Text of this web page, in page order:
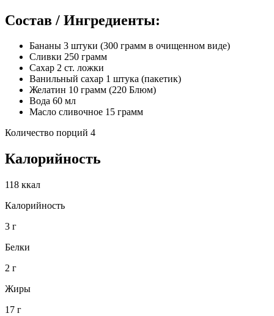
Состав / Ингредиенты:
Бананы 3 штуки (300 грамм в очищенном виде)
Сливки 250 грамм
Сахар 2 ст. ложки
Ванильный сахар 1 штука (пакетик)
Желатин 10 грамм (220 Блюм)
Вода 60 мл
Масло сливочное 15 грамм
Количество порций 4
Калорийность
118 ккал
Калорийность
3 г
Белки
2 г
Жиры
17 г